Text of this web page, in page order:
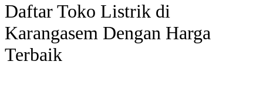
Daftar Toko Listrik di
Karangasem Dengan Harga
Terbaik